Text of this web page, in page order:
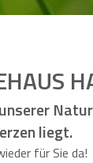
liegt.
für Sie da!